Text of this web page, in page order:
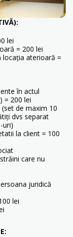
lei
= 200 lei
locația aterioară =
în actul
= 200 lei
de maxim 10
dvs separat
uri)
la client = 100
care nu
juridică
lei